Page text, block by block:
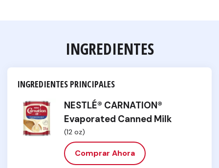
INGREDIENTES
INGREDIENTES PRINCIPALES
NESTLÉ® CARNATION®
Evaporated Canned Milk
(12 oz)
Comprar Ahora